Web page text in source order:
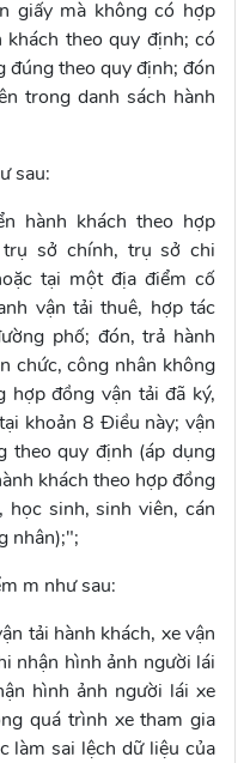
giấy mà không có hợp
theo quy định; có
đúng theo quy định; đón
trong danh sách hành
sau:
hành khách theo hợp
sở chính, trụ sở chi
tại một địa điểm cố
vận tải thuê, hợp tác
phố; đón, trả hành
chức, công nhân không
hợp đồng vận tải đã ký,
khoản 8 Điều này; vận
theo quy định (áp dụng
khách theo hợp đồng
học sinh, sinh viên, cán
nhân);";
m như sau:
tải hành khách, xe vận
nhận hình ảnh người lái
hình ảnh người lái xe
quá trình xe tham gia
làm sai lệch dữ liệu của